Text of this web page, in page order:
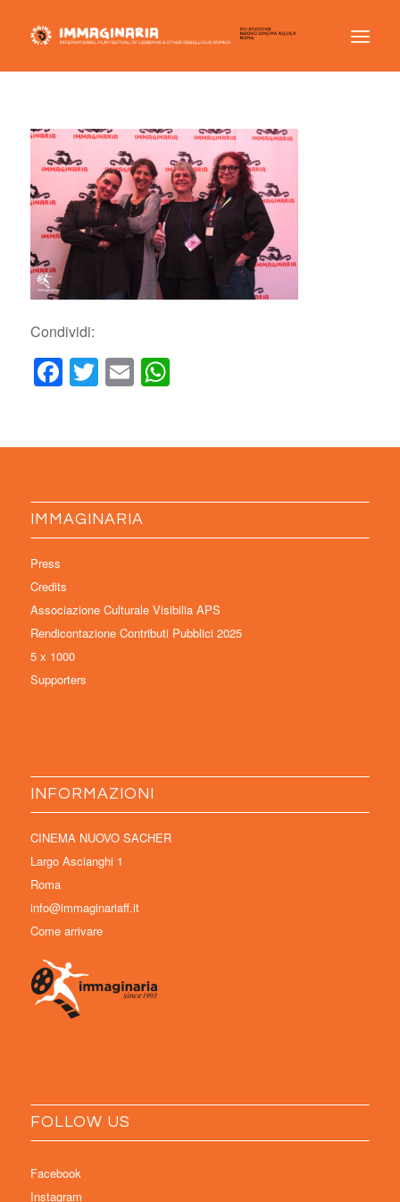
Condividi:
Facebook
Twitter
EmailWhatsApp
IMMAGINARIA
Press
Credits
Associazione Culturale Visibilia APS
Rendicontazione Contributi Pubblici 2025
5 x 1000
Supporters
INFORMAZIONI
CINEMA NUOVO SACHER
Largo Ascianghi 1
Roma
info@immaginariaff.it
Come arrivare
FOLLOW US
Facebook
Instagram